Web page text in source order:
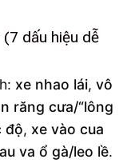
dấu hiệu dễ
xe nhao lái, vô
răng cưa/“lông
độ, xe vào cua
va ổ gà/leo lề.